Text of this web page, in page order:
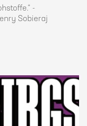
-
Sobieraj